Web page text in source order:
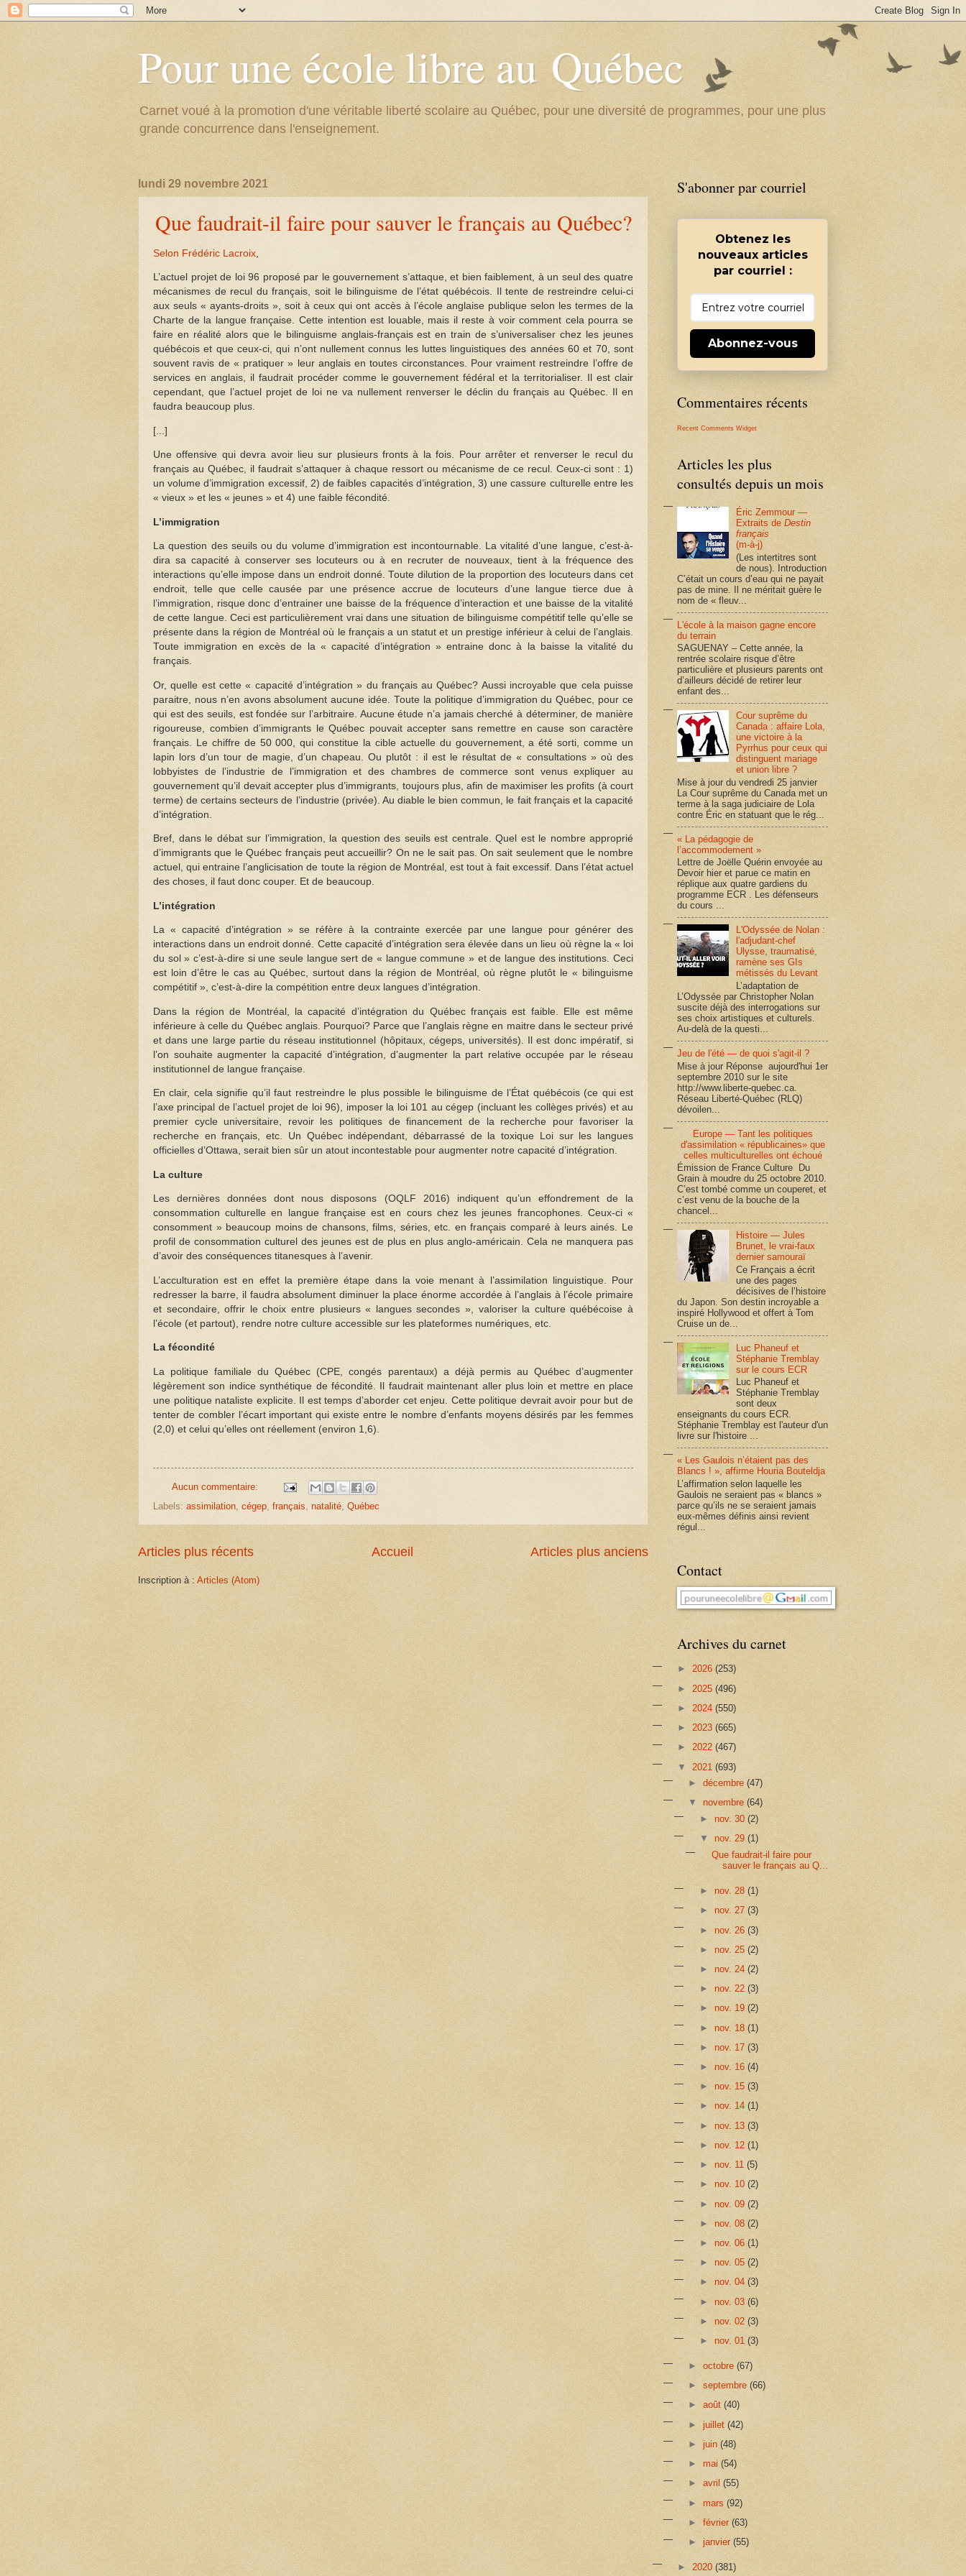
Pour une école libre au Québec
Carnet voué à la promotion d'une véritable liberté scolaire au Québec, pour une diversité de programmes, pour une plus
grande concurrence dans l'enseignement.
lundi 29 novembre 2021
Que faudrait-il faire pour sauver le français au Québec?
Selon Frédéric Lacroix
L’actuel projet de loi 96 proposé par le gouvernement s’attaque, et bien faiblement, à un seul des quatre
mécanismes de recul du français, soit le bilinguisme de l’état québécois. Il tente de restreindre celui-ci
aux seuls « ayants-droits », soit à ceux qui ont accès à l’école anglaise publique selon les termes de la
Charte de la langue française. Cette intention est louable, mais il reste à voir comment cela pourra se
faire en réalité alors que le bilinguisme anglais-français est en train de s’universaliser chez les jeunes
québécois et que ceux-ci, qui n’ont nullement connus les luttes linguistiques des années 60 et 70, sont
souvent ravis de « pratiquer » leur anglais en toutes circonstances. Pour vraiment restreindre l’offre de
services en anglais, il faudrait procéder comme le gouvernement fédéral et la territorialiser. Il est clair
cependant, que l’actuel projet de loi ne va nullement renverser le déclin du français au Québec. Il en
faudra beaucoup plus.
[...]
Une offensive qui devra avoir lieu sur plusieurs fronts à la fois. Pour arrêter et renverser le recul du
français au Québec, il faudrait s’attaquer à chaque ressort ou mécanisme de ce recul. Ceux-ci sont : 1)
un volume d’immigration excessif, 2) de faibles capacités d’intégration, 3) une cassure culturelle entre les
« vieux » et les « jeunes » et 4) une faible fécondité.
L’immigration
La question des seuils ou du volume d’immigration est incontournable. La vitalité d’une langue, c’est-à-
dira sa capacité à conserver ses locuteurs ou à en recruter de nouveaux, tient à la fréquence des
interactions qu’elle impose dans un endroit donné. Toute dilution de la proportion des locuteurs dans cet
endroit, telle que celle causée par une présence accrue de locuteurs d’une langue tierce due à
l’immigration, risque donc d’entrainer une baisse de la fréquence d’interaction et une baisse de la vitalité
de cette langue. Ceci est particulièrement vrai dans une situation de bilinguisme compétitif telle qu’elle se
présente dans la région de Montréal où le français a un statut et un prestige inférieur à celui de l’anglais.
Toute immigration en excès de la « capacité d’intégration » entraine donc à la baisse la vitalité du
français.
Or, quelle est cette « capacité d’intégration » du français au Québec? Aussi incroyable que cela puisse
paraitre, nous n’en avons absolument aucune idée. Toute la politique d’immigration du Québec, pour ce
qui est des seuils, est fondée sur l’arbitraire. Aucune étude n’a jamais cherché à déterminer, de manière
rigoureuse, combien d’immigrants le Québec pouvait accepter sans remettre en cause son caractère
français. Le chiffre de 50 000, qui constitue la cible actuelle du gouvernement, a été sorti, comme un
lapin lors d’un tour de magie, d’un chapeau. Ou plutôt : il est le résultat de « consultations » où des
lobbyistes de l’industrie de l’immigration et des chambres de commerce sont venus expliquer au
gouvernement qu’il devait accepter plus d’immigrants, toujours plus, afin de maximiser les profits (à court
terme) de certains secteurs de l’industrie (privée). Au diable le bien commun, le fait français et la capacité
d’intégration.
Bref, dans le débat sur l’immigration, la question des seuils est centrale. Quel est le nombre approprié
d’immigrants que le Québec français peut accueillir? On ne le sait pas. On sait seulement que le nombre
actuel, qui entraine l’anglicisation de toute la région de Montréal, est tout à fait excessif. Dans l’état actuel
des choses, il faut donc couper. Et de beaucoup.
L’intégration
La « capacité d’intégration » se réfère à la contrainte exercée par une langue pour générer des
interactions dans un endroit donné. Cette capacité d’intégration sera élevée dans un lieu où règne la « loi
du sol » c’est-à-dire si une seule langue sert de « langue commune » et de langue des institutions. Ceci
est loin d’être le cas au Québec, surtout dans la région de Montréal, où règne plutôt le « bilinguisme
compétitif », c’est-à-dire la compétition entre deux langues d’intégration.
Dans la région de Montréal, la capacité d’intégration du Québec français est faible. Elle est même
inférieure à celle du Québec anglais. Pourquoi? Parce que l’anglais règne en maitre dans le secteur privé
et dans une large partie du réseau institutionnel (hôpitaux, cégeps, universités). Il est donc impératif, si
l’on souhaite augmenter la capacité d’intégration, d’augmenter la part relative occupée par le réseau
institutionnel de langue française.
En clair, cela signifie qu’il faut restreindre le plus possible le bilinguisme de l’État québécois (ce qui est
l’axe principal de l’actuel projet de loi 96), imposer la loi 101 au cégep (incluant les collèges privés) et au
premier cycle universitaire, revoir les politiques de financement de la recherche pour favoriser la
recherche en français, etc. Un Québec indépendant, débarrassé de la toxique Loi sur les langues
officielles d’Ottawa, serait bien sûr un atout incontestable pour augmenter notre capacité d’intégration.
La culture
Les dernières données dont nous disposons (OQLF 2016) indiquent qu’un effondrement de la
consommation culturelle en langue française est en cours chez les jeunes francophones. Ceux-ci «
consomment » beaucoup moins de chansons, films, séries, etc. en français comparé à leurs ainés. Le
profil de consommation culturel des jeunes est de plus en plus anglo-américain. Cela ne manquera pas
d’avoir des conséquences titanesques à l’avenir.
L’acculturation est en effet la première étape dans la voie menant à l’assimilation linguistique. Pour
redresser la barre, il faudra absolument diminuer la place énorme accordée à l’anglais à l’école primaire
et secondaire, offrir le choix entre plusieurs « langues secondes », valoriser la culture québécoise à
l’école (et partout), rendre notre culture accessible sur les plateformes numériques, etc.
La fécondité
La politique familiale du Québec (CPE, congés parentaux) a déjà permis au Québec d’augmenter
légèrement son indice synthétique de fécondité. Il faudrait maintenant aller plus loin et mettre en place
une politique nataliste explicite. Il est temps d’aborder cet enjeu. Cette politique devrait avoir pour but de
tenter de combler l’écart important qui existe entre le nombre d’enfants moyens désirés par les femmes
(2,0) et celui qu’elles ont réellement (environ 1,6).
Aucun commentaire:
Labels: assimilation cégep français natalité Québec
Articles plus récents Articles plus anciens
Accueil
Inscription à : Articles (Atom)
S'abonner par courriel
Obtenez les
nouveaux articles
par courriel :
Abonnez-vous
Commentaires récents
Recent Comments Widget
Articles les plus
consultés depuis un mois
Éric Zemmour —
Extraits deDestin
français
(m-à-j)
(Les intertitres sont
de nous). Introduction
C’était un cours d’eau qui ne payait
pas de mine. Il ne méritait guère le
nom de « fleuv...
L'école à la maison gagne encore
du terrain
SAGUENAY – Cette année, la
rentrée scolaire risque d’être
particulière et plusieurs parents ont
d’ailleurs décidé de retirer leur
enfant des...
Cour suprême du
Canada : affaire Lola,
une victoire à la
Pyrrhus pour ceux qui
distinguent mariage
et union libre ?
Mise à jour du vendredi 25 janvier
La Cour suprême du Canada met un
terme à la saga judiciaire de Lola
contre Éric en statuant que le rég...
« La pédagogie de
l’accommodement »
Lettre de Joëlle Quérin envoyée au
Devoir hier et parue ce matin en
réplique aux quatre gardiens du
programme ECR . Les défenseurs
du cours ...
L'Odyssée de Nolan :
l'adjudant-chef
Ulysse, traumatisé,
ramène ses GIs
métissés du Levant
L’adaptation de
L’Odyssée par Christopher Nolan
suscite déjà des interrogations sur
ses choix artistiques et culturels.
Au-delà de la questi...
Jeu de l'été — de quoi s'agit-il ?
Mise à jour Réponse aujourd'hui 1er
septembre 2010 sur le site
http://www.liberte-quebec.ca.
Réseau Liberté-Québec (RLQ)
dévoilen...
Europe — Tant les politiques
d'assimilation « républicaines» que
celles multiculturelles ont échoué
Émission de France Culture Du
Grain à moudre du 25 octobre 2010.
C’est tombé comme un couperet, et
c’est venu de la bouche de la
chancel...
Histoire — Jules
Brunet, le vrai-faux
dernier samouraï
Ce Français a écrit
une des pages
décisives de l’histoire
du Japon. Son destin incroyable a
inspiré Hollywood et offert à Tom
Cruise un de...
Luc Phaneuf et
Stéphanie Tremblay
sur le cours ECR
Luc Phaneuf et
Stéphanie Tremblay
sont deux
enseignants du cours ECR.
Stéphanie Tremblay est l'auteur d'un
livre sur l'histoire ...
« Les Gaulois n’étaient pas des
Blancs ! », affirme Houria Bouteldja
L’affirmation selon laquelle les
Gaulois ne seraient pas « blancs »
parce qu’ils ne se seraient jamais
eux-mêmes définis ainsi revient
régul...
Contact
Archives du carnet
► 2026 (253)
► 2025 (496)
► 2024 (550)
► 2023 (665)
► 2022 (467)
▼ 2021 (693)
►décembre(47)
▼novembre(64)
► nov. 30 (2)
▼ nov. 29 (1)
Que faudrait-il faire pour
sauver le français au Q...
► nov. 28 (1)
► nov. 27 (3)
► nov. 26 (3)
► nov. 25 (2)
► nov. 24 (2)
► nov. 22 (3)
► nov. 19 (2)
► nov. 18 (1)
► nov. 17 (3)
► nov. 16 (4)
► nov. 15 (3)
► nov. 14 (1)
► nov. 13 (3)
► nov. 12 (1)
► nov. 11 (5)
► nov. 10 (2)
► nov. 09 (2)
► nov. 08 (2)
► nov. 06 (1)
► nov. 05 (2)
► nov. 04 (3)
► nov. 03 (6)
► nov. 02 (3)
► nov. 01 (3)
►octobre(67)
►septembre(66)
►août(40)
►juillet(42)
►juin(48)
►mai(54)
►avril(55)
►mars(92)
►février(63)
►janvier(55)
► 2020 (381)